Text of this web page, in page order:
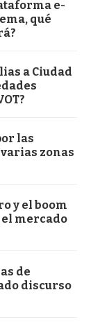
e-
qué
a Ciudad
las
zonas
y el boom
mercado
de
discurso